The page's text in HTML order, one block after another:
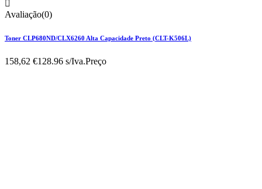

Avaliação(0)
Toner CLP680ND/CLX6260 Alta Capacidade Preto (CLT-K506L)
158,62 €128.96 s/Iva.Preço